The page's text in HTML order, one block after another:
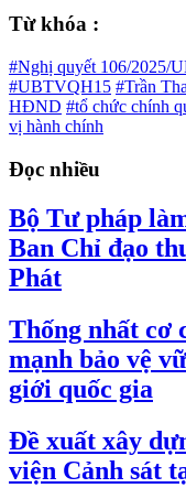
Từ khóa :
#Nghị quyết 106/2025/
#UBTVQH15 #Trần
HĐND #tổ chức chính
vị hành chính
Đọc nhiều
Bộ Tư pháp
Ban Chỉ đạo
Phát
Thống nhất cơ
mạnh bảo vệ
giới quốc gia
Đề xuất xây
viện Cảnh sát